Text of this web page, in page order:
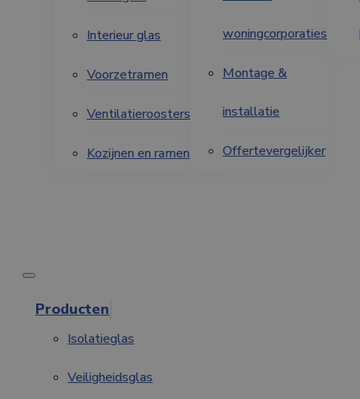
Interieur glas
Voorzetramen
Ventilatieroosters
Kozijnen en ramen
woningcorporaties
Montage &
installatie
Offertevergelijker
Producten
Isolatieglas
Veiligheidsglas